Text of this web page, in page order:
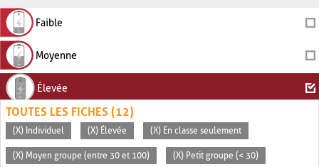
Faible
Moyenne
Élevée
TOUTES LES FICHES (12)
(X) Individuel (X) Élevée (X) En classe seulement
(X) Moyen groupe (entre 30 et 100) (X) Petit groupe (< 30)